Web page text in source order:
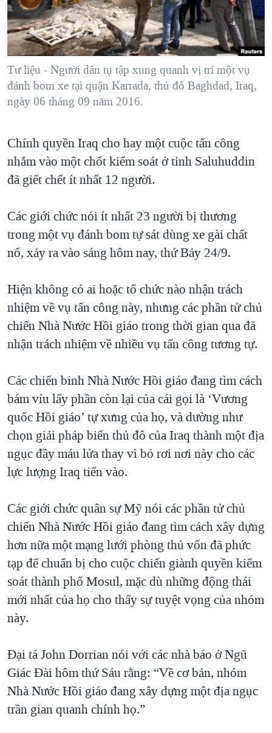
"Tìm"NGƯỜI VIỆT HẢI NGOẠI
ĐỜI SỐNG
KINH TẾ
KHOA HỌC
SỨC KHOẺ
THỂ THAO
GIÁO DỤC
TẠI
HÀNH TRÌNH BẦU CỬ 2024
MỘT NĂM CHIẾN TRANH TẠI DẢI GAZA
GIẢI MÃ VÀNH ĐAI & CON ĐƯỜNG
NGÀY TỊ NẠN THẾ GIỚI
CHI PHÍ CHIẾN TRANH AFGHANISTAN
CÁC GIÁ TRỊ CỘNG HÒA Ở VIỆT NAM
TRỊNH VĨNH BÌNH VS. CHÍNH PHỦ VIỆT NAM
NGƯ DÂN VIỆT VÀ LÀN SÓNG TRỘM HẢI SÂM
QUAN HỆ VIỆT MỸ
VIDEO
NGHE
MẠNG XÃ HỘI
Tư liệu - Người dân tụ tập xung quanh vị trí một vụ
đánh bom xe tại quận Karrada, thủ đô Baghdad, Iraq,
ngày 06 tháng 09 năm 2016.
Chính quyền Iraq cho hay một cuộc tấn công
nhắm vào một chốt kiểm soát ở tỉnh Saluhuddin
đã giết chết ít nhất 12 người.
Các giới chức nói ít nhất 23 người bị thương
trong một vụ đánh bom tự sát dùng xe gài chất
nổ, xảy ra vào sáng hôm nay, thứ Bảy 24/9.
Hiện không có ai hoặc tổ chức nào nhận trách
nhiệm về vụ tấn công này, nhưng các phần tử chủ
chiến Nhà Nước Hồi giáo trong thời gian qua đã
nhận trách nhiệm về nhiều vụ tấn công tương tự.
Các chiến binh Nhà Nước Hồi giáo đang tìm cách
bám víu lấy phần còn lại của cái gọi là ‘Vương
quốc Hồi giáo’ tự xưng của họ, và dường như
chọn giải pháp biến thủ đô của Iraq thành một địa
ngục đầy máu lửa thay vì bỏ rơi nơi này cho các
lực lượng Iraq tiến vào.
Các giới chức quân sự Mỹ nói các phần tử chủ
chiến Nhà Nước Hồi giáo đang tìm cách xây dựng
hơn nữa một mạng lưới phòng thủ vốn đã phức
tạp để chuẩn bị cho cuộc chiến giành quyền kiểm
soát thành phố Mosul, mặc dù những động thái
mới nhất của họ cho thấy sự tuyệt vọng của nhóm
này.
Đại tá John Dorrian nói với các nhà báo ở Ngũ
Giác Đài hôm thứ Sáu rằng: “Về cơ bản, nhóm
Nhà Nước Hồi giáo đang xây dựng một địa ngục
trần gian quanh chính họ.”